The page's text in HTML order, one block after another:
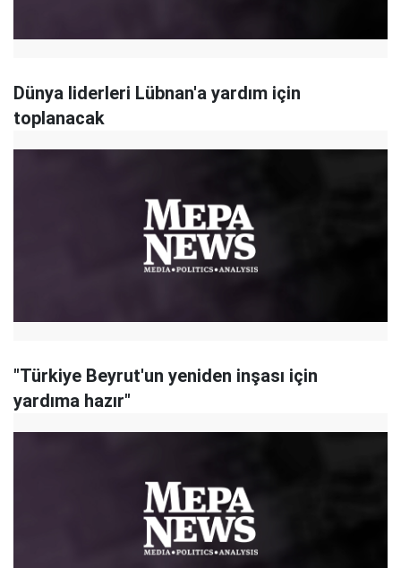
Dünya liderleri Lübnan'a yardım için
toplanacak
"Türkiye Beyrut'un yeniden inşası için
yardıma hazır"